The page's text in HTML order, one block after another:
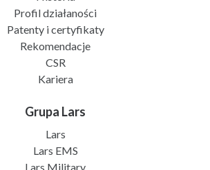
Profil działaności
Patenty i certyfikaty
Rekomendacje
CSR
Kariera
Grupa Lars
Lars
Lars EMS
Lars Military